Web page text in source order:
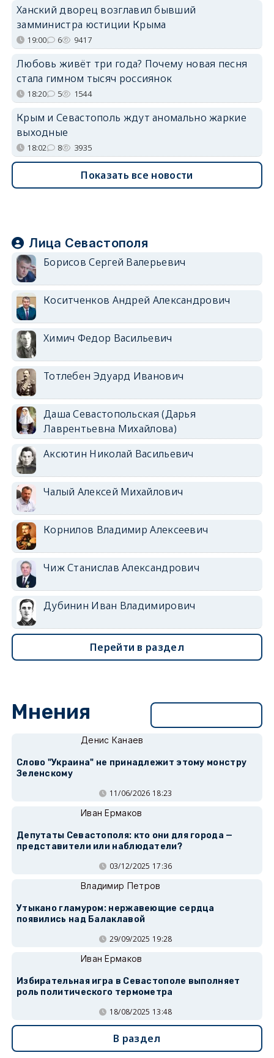
Ханский дворец возглавил бывший
замминистра юстиции Крыма
19:00 6 9417
Любовь живёт три года? Почему новая песня
стала гимном тысяч россиянок
18:20 5 1544
Крым и Севастополь ждут аномально жаркие
выходные
18:02 8 3935
Показать все новости
Лица Севастополя
Борисов Сергей Валерьевич
Коситченков Андрей Александрович
Химич Федор Васильевич
Тотлебен Эдуард Иванович
Даша Севастопольская (Дарья
Лаврентьевна Михайлова)
Аксютин Николай Васильевич
Чалый Алексей Михайлович
Корнилов Владимир Алексеевич
Чиж Станислав Александрович
Дубинин Иван Владимирович
Перейти в раздел
Мнения
Денис Канаев
Слово "Украина" не принадлежит этому монстру
Зеленскому
11/06/2026 18:23
Иван Ермаков
Депутаты Севастополя: кто они для города —
представители или наблюдатели?
03/12/2025 17:36
Владимир Петров
Утыкано гламуром: нержавеющие сердца
появились над Балаклавой
29/09/2025 19:28
Иван Ермаков
Избирательная игра в Севастополе выполняет
роль политического термометра
18/08/2025 13:48
В раздел